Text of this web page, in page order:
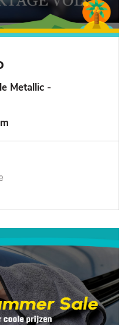
Metallic -